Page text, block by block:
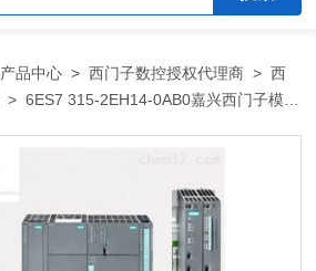
产品中心 >西门子数控授权代理商 >西
> 6ES7 315-2EH14-0AB0嘉兴西门子模块